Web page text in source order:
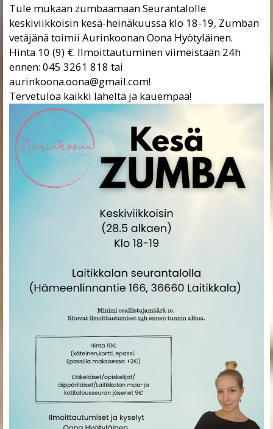
Tule mukaan zumbaamaanSeurantalolle
keskiviikkoisin kesä-heinäkuussa klo 18-19, Zumban
vetäjänä toimii Aurinkoonan Oona Hyötyläinen.
Hinta 10 (9) €. Ilmoittautuminen viimeistään 24h
ennen: 045 3261 818 tai
aurinkoona.oona@gmail.com!
Tervetuloa kaikki läheltä ja kauempaa!